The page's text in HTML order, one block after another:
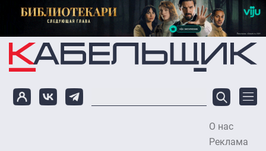
Перейти к основному содержанию
О нас
Реклама